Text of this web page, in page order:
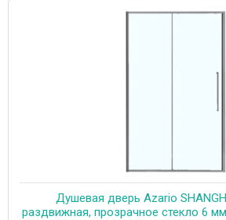
Душевая дверь Azario
раздвижная, прозрачное стекло 6